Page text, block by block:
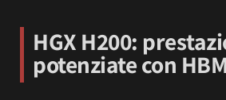
HGX H200:
potenziate con